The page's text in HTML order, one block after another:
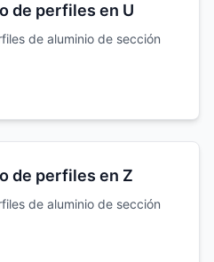
de perfiles en U
de aluminio de sección
de perfiles en Z
de aluminio de sección